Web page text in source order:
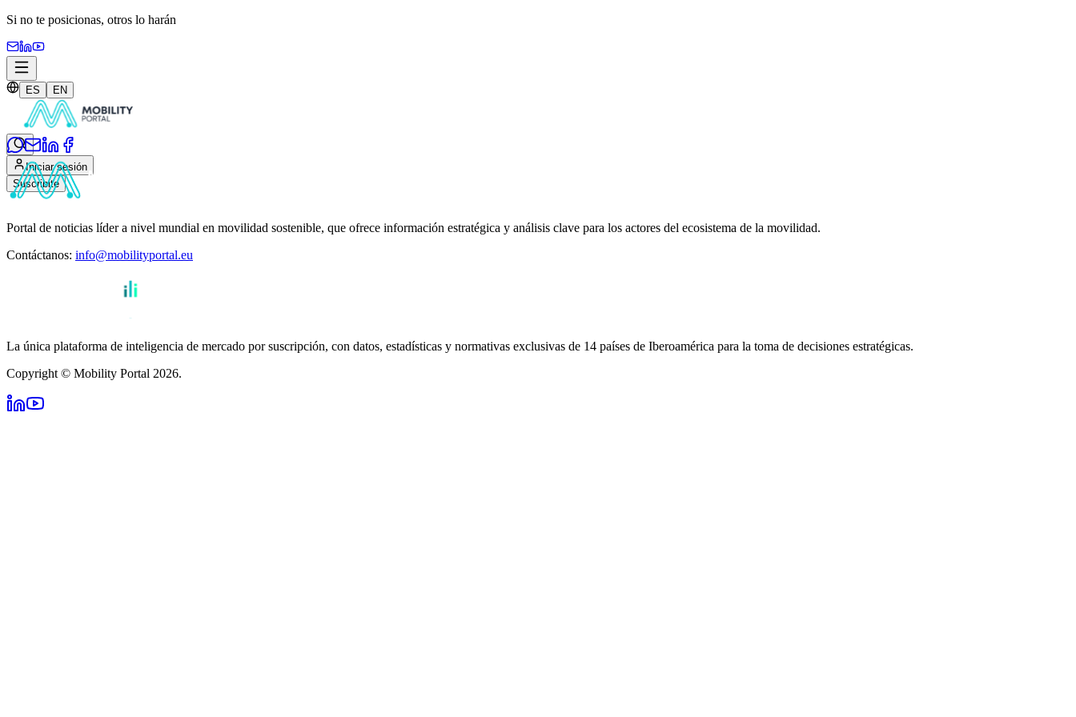
Si no te posicionas, otros lo harán
ES EN
Iniciar sesión
Suscribite
Portal de noticias líder a nivel mundial en movilidad sostenible, que ofrece información estratégica y análisis clave para los actores del ecosistema de la movilidad.
Contáctanos: info@mobilityportal.eu
La única plataforma de inteligencia de mercado por suscripción, con datos, estadísticas y normativas exclusivas de 14 países de Iberoamérica para la toma de decisiones estratégicas.
Copyright © Mobility Portal 2026.